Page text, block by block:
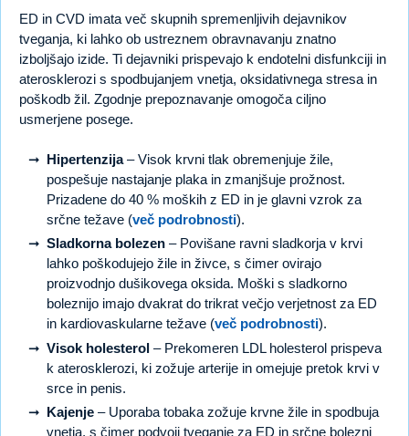
ED in CVD imata več skupnih spremenljivih dejavnikov
tveganja, ki lahko ob ustreznem obravnavanju znatno
izboljšajo izide. Ti dejavniki prispevajo k endotelni disfunkciji in
aterosklerozi s spodbujanjem vnetja, oksidativnega stresa in
poškodb žil. Zgodnje prepoznavanje omogoča ciljno
usmerjene posege.
Hipertenzija– Visok krvni tlak obremenjuje žile,
pospešuje nastajanje plaka in zmanjšuje prožnost.
Prizadene do 40 % moških z ED in je glavni vzrok za
srčne težave (več podrobnosti).
Sladkorna bolezen – Povišane ravni sladkorja v krvi
lahko poškodujejo žile in živce, s čimer ovirajo
proizvodnjo dušikovega oksida. Moški s sladkorno
boleznijo imajo dvakrat do trikrat večjo verjetnost za ED
in kardiovaskularne težave (več podrobnosti).
Visok holesterol – Prekomeren LDL holesterol prispeva
k aterosklerozi, ki zožuje arterije in omejuje pretok krvi v
srce in penis.
Kajenje – Uporaba tobaka zožuje krvne žile in spodbuja
vnetja, s čimer podvoji tveganje za ED in srčne bolezni